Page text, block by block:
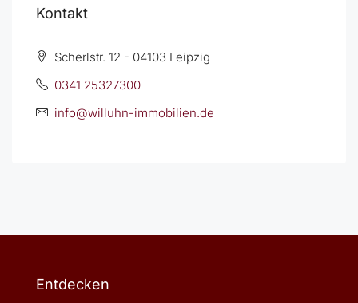
Kontakt
Scherlstr. 12 - 04103 Leipzig
0341 25327300
info@willuhn-immobilien.de
Entdecken